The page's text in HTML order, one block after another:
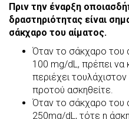
Πριν την έναρξη
δραστηριότητας είναι
σάκχαρο του αίματος.
Όταν το σάκχαρο του
100 mg/dL, πρέπει
περιέχει
προτού ασκηθείτε.
Όταν το σάκχαρο του
250mg/dL, τότε η